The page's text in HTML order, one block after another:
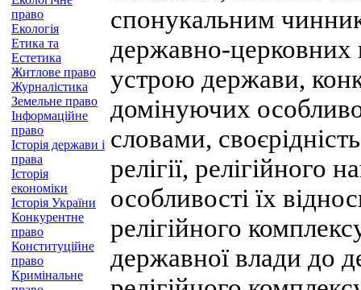
право
Екологія
Етика та
Естетика
Житлове право
Журналістика
Земельне право
Інформаційне
право
Історія держави і
права
Історія
економіки
Історія України
Конкурентне
право
Конституційне
право
Кримінальне
спонукальним
державно-церковних
устрою держави,
домінуючих
словами,
релігії, релігійного
особливості їх
релігійного
державної влади до